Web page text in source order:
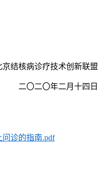
京结核病诊疗技术创新联盟
二〇二〇年二月十四日
诊的指南.pdf